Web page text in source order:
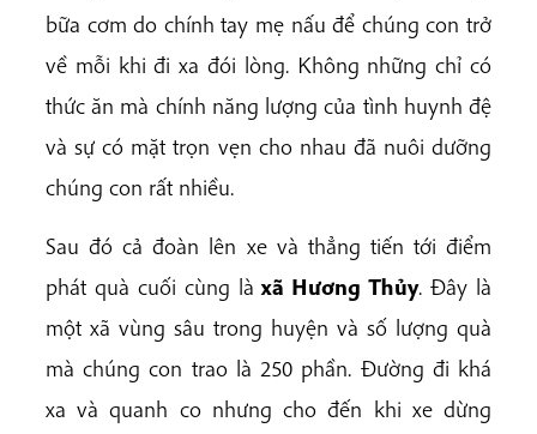
bữa cơm do chính tay mẹ nấu để chúng con trở
về mỗi khi đi xa đói lòng. Không những chỉ có
thức ăn mà chính năng lượng của tình huynh đệ
và sự có mặt trọn vẹn cho nhau đã nuôi dưỡng
chúng con rất nhiều.
Sau đó cả đoàn lên xe và thẳng tiến tới điểm
phát quà cuối cùng làxã Hương Thủy. Đây là
một xã vùng sâu trong huyện và số lượng quà
mà chúng con trao là 250 phần. Đường đi khá
xa và quanh co nhưng cho đến khi xe dừng